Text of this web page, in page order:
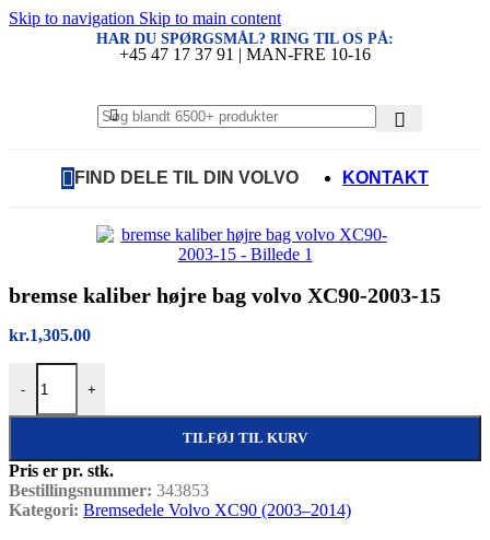
Skip to navigation Skip to main content
HAR DU SPØRGSMÅL? RING TIL OS PÅ:
+45 47 17 37 91 | MAN-FRE 10-16
FIND DELE TIL DIN VOLVO KONTAKT
bremse kaliber højre bag volvo XC90-2003-15
kr.1,305.00
-
bremse kaliber højre bag volvo XC90-2003-15 antal
+
TILFØJ TIL KURV
Pris er pr. stk.
Bestillingsnummer: 343853
Kategori: Bremsedele Volvo XC90 (2003–2014)